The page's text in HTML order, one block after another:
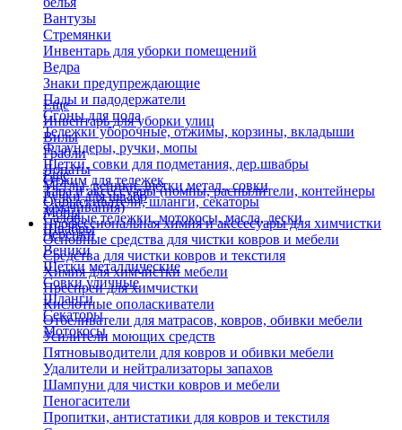
Вантузы
Стремянки
Инвентарь для уборки помещений
Ведра
Знаки предупреждающие
Пады и падодержатели
Сгоны для пола
Тележки уборочные, отжимы, корзины, вкладыши
Флаундеры, ручки, мопы
Щетки, совки для подметания, дер.швабры
Отжим для тележек
Ручки для швабр
Мопы
Швабры
Еще
Инвентарь для уборки улиц
Вилы
Грабли
Лопаты
Метлы, веники, щетки метал., совки
Опрыскиватели, шланги, секаторы
Садовые тележки, мотокосы, масла, лески
Черенки
Веники
Щетки металлические
Совки уличные
Шланги
Секаторы
Мотокосы
Еще
Тара и аксессуары (помпы, распылители, контейнеры
замачивания)
Профессиональная химия и акссесуары для химчистки
Основные средства для чистки ковров и мебели
Средства для чистки ковров и текстиля
Химия для химчистки мебели
Преспреи для химчистки
Кислотные ополаскиватели
Отбеливатели для матрасов, ковров, обивки мебели
Усилители моющих средств
Пятновыводители для ковров и обивки мебели
Удалители и нейтрализаторы запахов
Шампуни для чистки ковров и мебели
Пеногасители
Пропитки, антистатики для ковров и текстиля